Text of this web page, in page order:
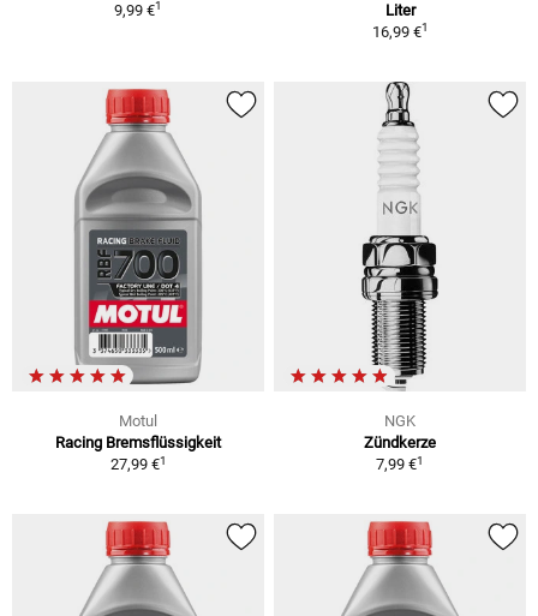
9,99 €1
Liter
16,99 €1
Motul
Racing Bremsflüssigkeit
27,99 €1
NGK
Zündkerze
7,99 €1